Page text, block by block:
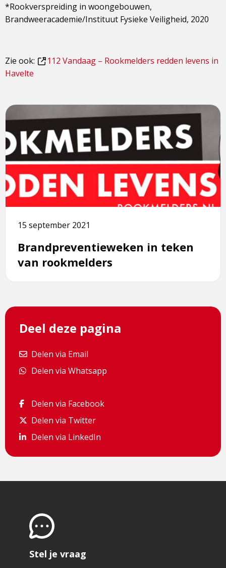
*Rookverspreiding in woongebouwen,
Brandweeracademie/Instituut Fysieke Veiligheid, 2020
Zie ook:
Dit
externe
pagina
112 Vandaag – Rookmelders redden levens in
Havelte
Brandpreventieweken in teken
van rookmelders
15 september 2021
Lees
meer
over
Brandpreventieweken
in
teken
van
rookmelders
Deel deze pagina
Delen via Email
Delen via Email
Delen via Whatsapp
Delen via Whatsapp
Delen via Facebook
Delen via Facebook
Delen via Twitter
Delen via Twitter
Delen via LinkedIn
Delen via LinkedIn
Stel je vraag